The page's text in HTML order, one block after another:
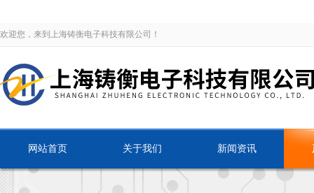
欢迎您，来到上海铸衡电子科技有限公司！
网站首页 关于我们 新闻资讯